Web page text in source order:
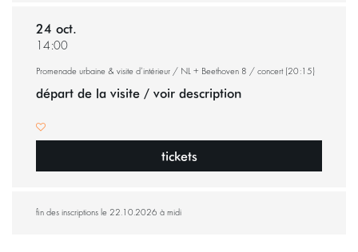
24 oct.
14:00
Promenade urbaine & visite d’intérieur / NL + Beethoven 8 / concert (20:15)
départ de la visite / voir description
tickets
fin des inscriptions le 22.10.2026 à midi